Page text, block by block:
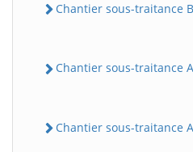
Chantier sous-traitance
Chantier sous-traitance
Chantier sous-traitance